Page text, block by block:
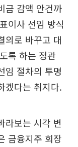
금 감액 안건까
이사 선임 방식
의로 바꾸고 대
록 하는 정관
임 절차의 투명
겠다는 취지다.
라보는 시각 변
금융지주 회장